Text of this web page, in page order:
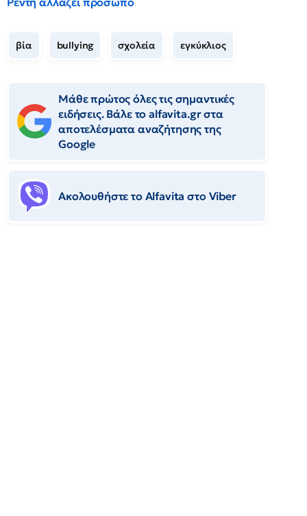
βία bullying σχολεία εγκύκλιος
Μάθε πρώτος όλες τις σημαντικές
ειδήσεις. Βάλε το alfavita.gr στα
αποτελέσματα αναζήτησης της
Google
Ακολουθήστε το Αlfavita στο Viber